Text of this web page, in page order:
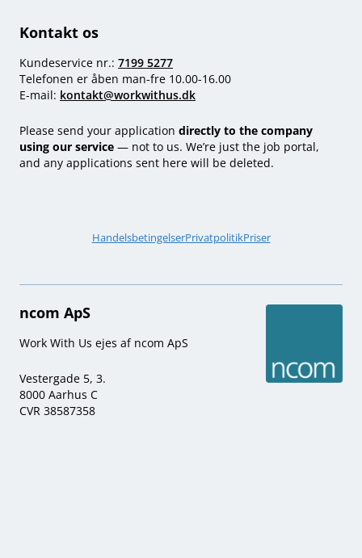
Kontakt os
Kundeservice nr.: 7199 5277
Telefonen er åben man-fre 10.00-16.00
E-mail: kontakt@workwithus.dk
Please send your application directly to the company
using our service — not to us. We’re just the job portal,
and any applications sent here will be deleted.
HandelsbetingelserPrivatpolitikPriser
ncom ApS
Work With Us ejes af ncom ApS
Vestergade 5, 3.
8000 Aarhus C
CVR 38587358